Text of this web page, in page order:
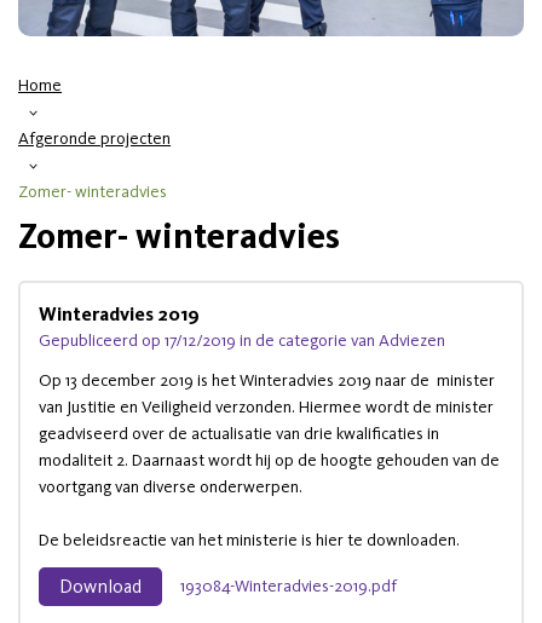
Home
>
Afgeronde projecten
>
Zomer- winteradvies
Zomer- winteradvies
Winteradvies 2019
Gepubliceerd op 17/12/2019 in de categorie van Adviezen
Op 13 december 2019 is het Winteradvies 2019 naar de minister
van Justitie en Veiligheid verzonden. Hiermee wordt de minister
geadviseerd over de actualisatie van drie kwalificaties in
modaliteit 2. Daarnaast wordt hij op de hoogte gehouden van de
voortgang van diverse onderwerpen.
De beleidsreactie van het ministerie is hier te downloaden.
193084-Winteradvies-2019.pdf
Download